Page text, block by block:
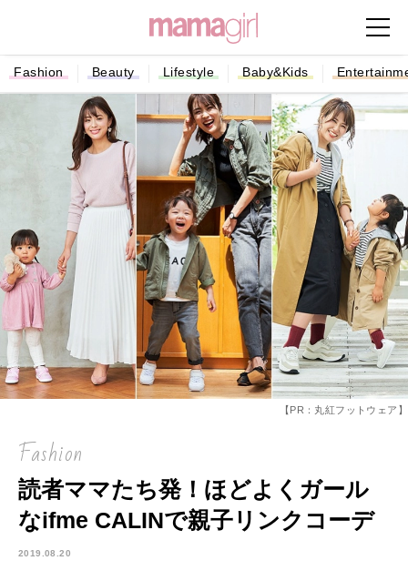
Fashion Beauty Lifestyle Baby&Kids
【PR：丸紅フットウェア】
Fashion
読者ママたち発！ほどよくガール
なifme CALINで親子リンクコーデ
2019.08.20